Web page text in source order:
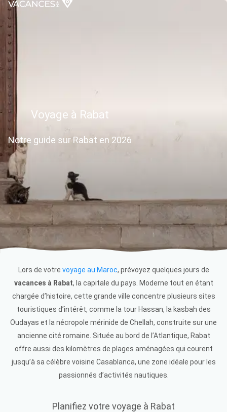
Voyage à Rabat
Notre guide sur Rabat en 2026
Lors de votre voyage au Maroc, prévoyez quelques jours de
vacances à Rabat, la capitale du pays. Moderne tout en étant
chargée d’histoire, cette grande ville concentre plusieurs sites
touristiques d’intérêt, comme la tour Hassan, la kasbah des
Oudayas et la nécropole mérinide de Chellah, construite sur une
ancienne cité romaine. Située au bord de l’Atlantique, Rabat
offre aussi des kilomètres de plages aménagées qui courent
jusqu’à sa célèbre voisine Casablanca, une zone idéale pour les
passionnés d’activités nautiques.
Planifiez votre voyage à Rabat